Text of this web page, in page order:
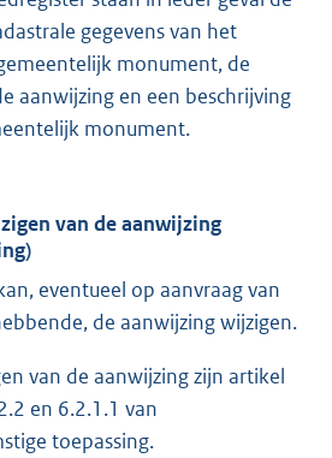
gegevens van het
monument, de
aanwijzing en een beschrijving
monument.
van de aanwijzing
eventueel op aanvraag van
de aanwijzing wijzigen.
van de aanwijzing zijn artikel
en 6.2.1.1 van
toepassing.